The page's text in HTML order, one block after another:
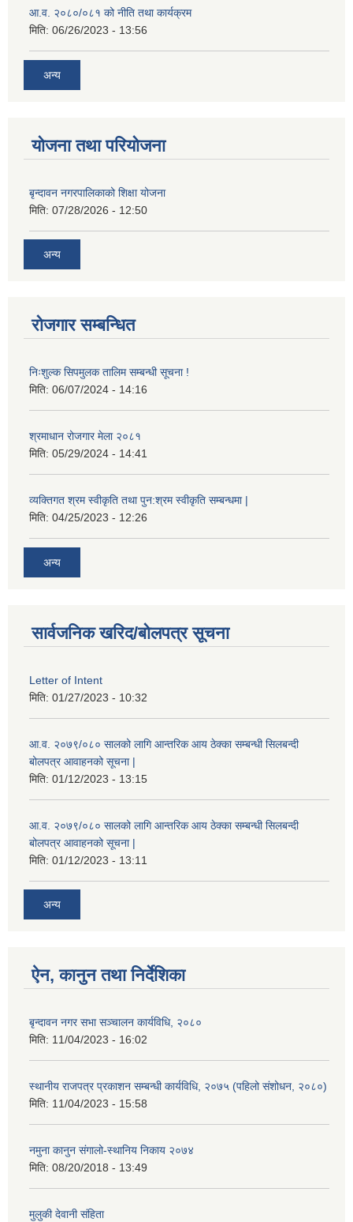
आ.व. २०८०/०८१ को नीति तथा कार्यक्रम
मिति: 06/26/2023 - 13:56
अन्य
योजना तथा परियोजना
बृन्दावन नगरपालिकाको शिक्षा योजना
मिति: 07/28/2026 - 12:50
अन्य
रोजगार सम्बन्धित
निःशुल्क सिपमुलक तालिम सम्बन्धी सूचना !
मिति: 06/07/2024 - 14:16
श्रमाधान रोजगार मेला २०८१
मिति: 05/29/2024 - 14:41
व्यक्तिगत श्रम स्वीकृति तथा पुन:श्रम स्वीकृति सम्बन्धमा |
मिति: 04/25/2023 - 12:26
अन्य
सार्वजनिक खरिद/बोलपत्र सूचना
Letter of Intent
मिति: 01/27/2023 - 10:32
आ.व. २०७९/०८० सालको लागि आन्तरिक आय ठेक्का सम्बन्धी सिलबन्दी
बोलपत्र आवाहनको सूचना |
मिति: 01/12/2023 - 13:15
आ.व. २०७९/०८० सालको लागि आन्तरिक आय ठेक्का सम्बन्धी सिलबन्दी
बोलपत्र आवाहनको सूचना |
मिति: 01/12/2023 - 13:11
अन्य
ऐन, कानुन तथा निर्देशिका
बृन्दावन नगर सभा सञ्चालन कार्यविधि, २०८०
मिति: 11/04/2023 - 16:02
स्थानीय राजपत्र प्रकाशन सम्बन्धी कार्यविधि, २०७५ (पहिलो संशोधन, २०८०)
मिति: 11/04/2023 - 15:58
नमुना कानुन संगालो-स्थानिय निकाय २०७४
मिति: 08/20/2018 - 13:49
मुलुकी देवानी संहिता